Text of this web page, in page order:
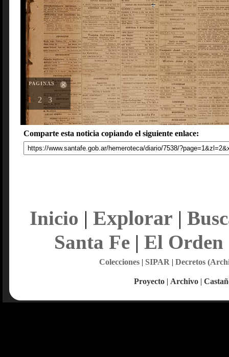
PAGINAS
1 2 3
Comparte esta noticia copiando el siguiente enlace:
Inicio | Explorar |
Santa Fe| El Orden
Colecciones| SIPAR | Decretos
Proyecto | Archivo |